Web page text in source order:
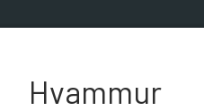
ÁLAFOSS LOPI
Hvammur